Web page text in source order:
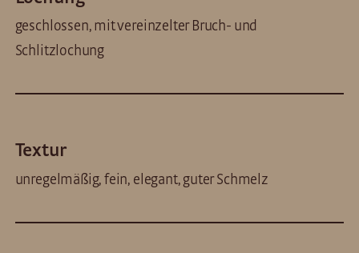
geschlossen, mit vereinzelter Bruch- und
Schlitzlochung
Textur
unregelmäßig, fein, elegant, guter Schmelz